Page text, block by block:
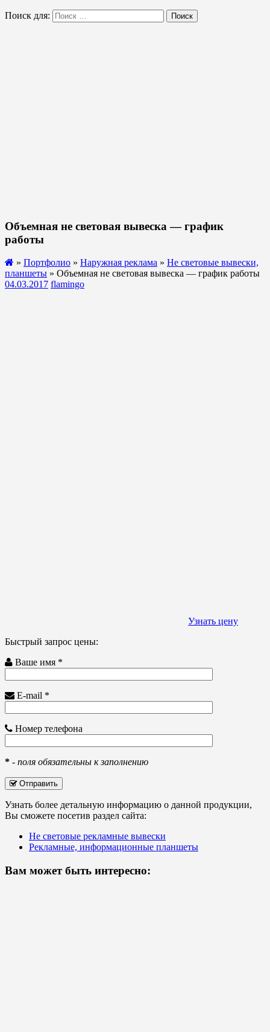
Поиск для: Поиск
Объемная не световая вывеска — график
работы
» Портфолио » Наружная реклама » Не световые вывески,
планшеты » Объемная не световая вывеска — график работы
04.03.2017 flamingo
Узнать цену
Быстрый запрос цены:
Ваше имя *
E-mail *
Номер телефона
* - поля обязательны к заполнению
Отправить
Узнать более детальную информацию о данной продукции,
Вы сможете посетив раздел сайта:
Не световые рекламные вывески
Рекламные, информационные планшеты
Вам может быть интересно: